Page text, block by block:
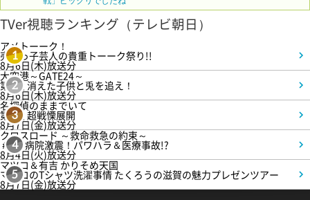
TVer視聴ランキング（テレビ朝日）
1
アメトーーク！
売れっ子芸人の貴重トーーク祭り!!
8月6日(木)放送分
2
大空港～GATE24～
第3話 消えた子供と兎を追え！
8月6日(木)放送分
3
名探偵のままでいて
第4話 超戦慄展開
8月7日(金)放送分
4
クロスロード ～救命救急の約束～
＃5 病院激震！パワハラ＆医療事故!?
8月4日(火)放送分
5
マツコ＆有吉 かりそめ天国
マツコのTシャツ洗濯事情 たくろうの滋賀の魅力プレゼンツアー
8月7日(金)放送分